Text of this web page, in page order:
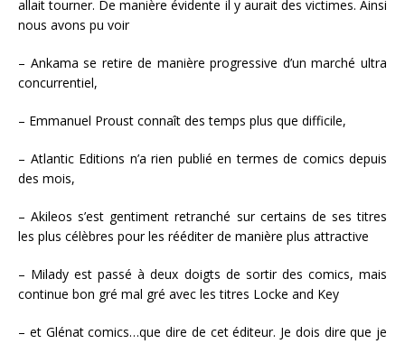
allait tourner. De manière évidente il y aurait des victimes. Ainsi
nous avons pu voir
– Ankama se retire de manière progressive d’un marché ultra
concurrentiel,
– Emmanuel Proust connaît des temps plus que difficile,
– Atlantic Editions n’a rien publié en termes de comics depuis
des mois,
– Akileos s’est gentiment retranché sur certains de ses titres
les plus célèbres pour les rééditer de manière plus attractive
– Milady est passé à deux doigts de sortir des comics, mais
continue bon gré mal gré avec les titres Locke and Key
– et Glénat comics…que dire de cet éditeur. Je dois dire que je